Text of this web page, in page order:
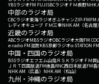
YBSラジオFM FUJISBCラジオ ＦＭ長野NHK
中部のラジオ局
CBCラジオ東海ラジオぎふチャンZIP-FMFM
レディオキューブ ＦＭ三重NHK AM（名古屋）
近畿のラジオ局
ABCラジオMBSラジオOBCラジオ大阪FM
e-radio FM滋賀KBS京都ラジオα-STATION
中国・四国のラジオ局
BSSラジオエフエム山陰ＲＳＫラジオ ＦＭ岡
ＪＲＴ四国放送FM徳島RNC西日本放送FM香
NHK AM（広島） NHK AM（松山）
九州・沖縄のラジオ局